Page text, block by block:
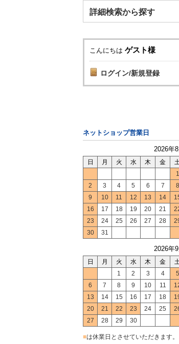
詳細検索から探す
こんにちは ゲスト様
ログイン/新規登録
ネットショップ営業日
2026年8
日 月 火 水 木 金
1
2
3 4 5 6 7
8
9
10 11 12 13 14
16
17 18 19 20 21
23
24 25 26 27 28
30
31
2026年9
日 月 火 水 木 金
1
2 3 4
5
6
7 8 9 10 11
13
14 15 16 17 18
20
21 22 23 24 25
27
28 29 30
■は休業日とさせていただきます